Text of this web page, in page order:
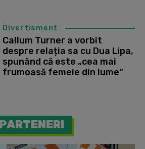
Divertisment
Callum Turner a vorbit
despre relația sa cu Dua Lipa,
spunând că este „cea mai
frumoasă femeie din lume”
PARTENERI